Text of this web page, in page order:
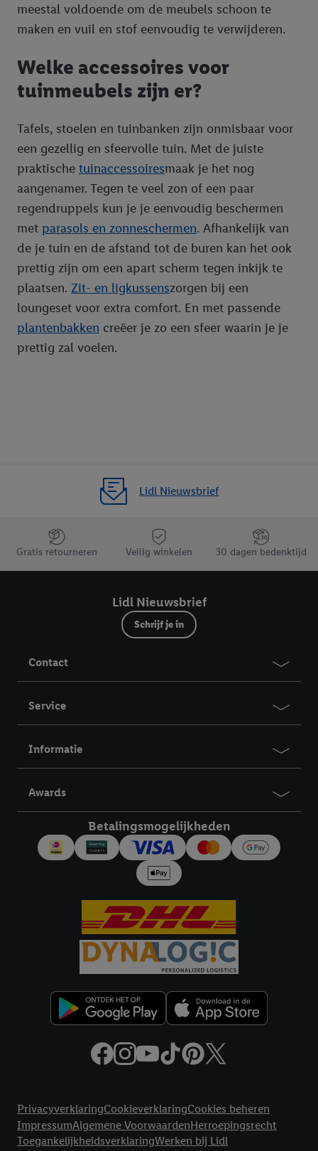
meestal voldoende om de meubels schoon te
maken en vuil en stof eenvoudig te verwijderen.
Welke accessoires voor
tuinmeubels zijn er?
Tafels, stoelen en tuinbanken zijn onmisbaar voor
een gezellig en sfeervolle tuin. Met de juiste
praktische tuinaccessoiresmaak je het nog
aangenamer. Tegen te veel zon of een paar
regendruppels kun je je eenvoudig beschermen
met parasols en zonneschermen. Afhankelijk van
de je tuin en de afstand tot de buren kan het ook
prettig zijn om een apart scherm tegen inkijk te
plaatsen. Zit- en ligkussenszorgen bij een
loungeset voor extra comfort. En met passende
plantenbakken creëer je zo een sfeer waarin je je
prettig zal voelen.
Lidl Nieuwsbrief
Jouw voordelen bij ons als Lidl webshop klant
Gratis retourneren Veilig winkelen 30 dagen bedenktijd
Lidl Nieuwsbrief
Schrijf je in
Contact
Service
Informatie
Awards
Betalingsmogelijkheden
PrivacyverklaringCookieverklaringCookies beheren
ImpressumAlgemene VoorwaardenHerroepingsrecht
ToegankelijkheidsverklaringWerken bij Lidl